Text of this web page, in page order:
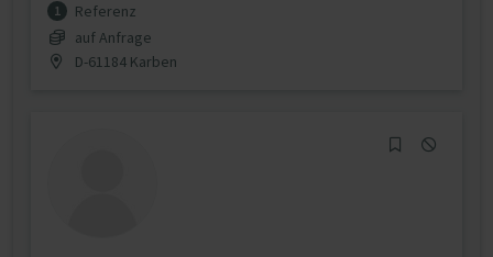
1
Referenz
auf Anfrage
D-61184 Karben